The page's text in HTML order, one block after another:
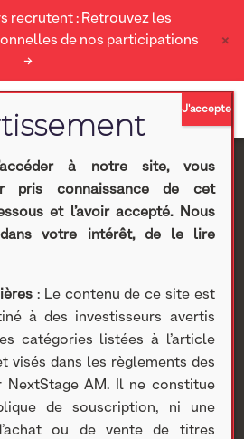
recrutent : Retrouvez les
de nos participations
→
×
sa
vers la
en OTT
Anevia
Nextstage AM >Nos
cotés>Divers
> TV3
à notre site, vous
pris connaissance de cet
et l’avoir accepté. Nous
votre intérêt, de le lire
: Le contenu de ce site est
à des investisseurs avertis
catégories listées à l’article
visés dans les règlements des
NextStage AM. Il ne constitue
de souscription, ni une
ou de vente de titres